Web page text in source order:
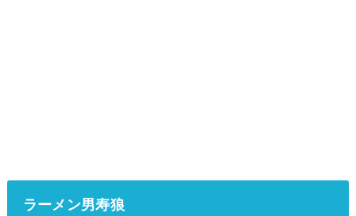
ラーメン男寿狼